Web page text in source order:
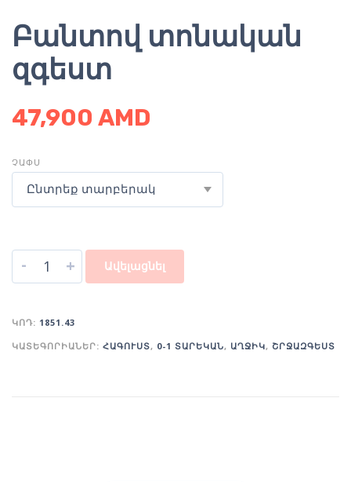
Բանտով տոնական
զգեստ
47,900 AMD
ՉԱՓՍ
Ընտրեք տարբերակ
- + Ավելացնել
ԿՈԴ: 1851.43
ԿԱՏԵԳՈՐԻԱՆԵՐ: ՀԱԳՈՒՍՏ, 0-1 ՏԱՐԵԿԱՆ, ԱՂՋԻԿ, ՇՐՋԱԶԳԵՍՏ